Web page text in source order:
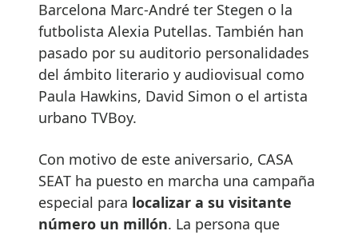
Barcelona Marc-André ter Stegen o la
futbolista Alexia Putellas. También han
pasado por su auditorio personalidades
del ámbito literario y audiovisual como
Paula Hawkins, David Simon o el artista
urbano TVBoy.
Con motivo de este aniversario, CASA
SEAT ha puesto en marcha una campaña
especial para localizar a su visitante
número un millón. La persona que